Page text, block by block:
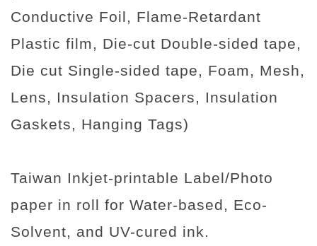
Conductive Foil, Flame-Retardant
Plastic film, Die-cut Double-sided tape,
Die cut Single-sided tape, Foam, Mesh,
Lens, Insulation Spacers, Insulation
Gaskets, Hanging Tags)
Taiwan Inkjet-printable Label/Photo
paper in roll for Water-based, Eco-
Solvent, and UV-cured ink.